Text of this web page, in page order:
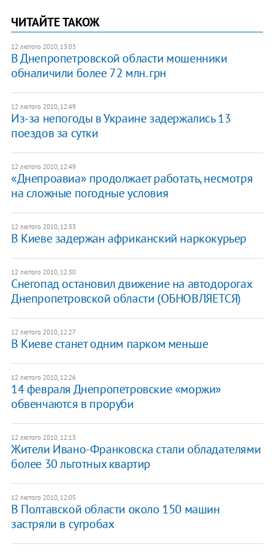
ЧИТАЙТЕ ТАКОЖ
12 лютого 2010, 13:03
В Днепропетровской области мошенники
обналичили более 72 млн. грн
12 лютого 2010, 12:49
Из-за непогоды в Украине задержались 13
поездов за сутки
12 лютого 2010, 12:49
«Днепроавиа» продолжает работать, несмотря
на сложные погодные условия
12 лютого 2010, 12:33
В Киеве задержан африканский наркокурьер
12 лютого 2010, 12:30
Снегопад остановил движение на автодорогах
Днепропетровской области (ОБНОВЛЯЕТСЯ)
12 лютого 2010, 12:27
В Киеве станет одним парком меньше
12 лютого 2010, 12:26
14 февраля Днепропетровские «моржи»
обвенчаются в проруби
12 лютого 2010, 12:13
Жители Ивано-Франковска стали обладателями
более 30 льготных квартир
12 лютого 2010, 12:05
В Полтавской области около 150 машин
застряли в сугробах